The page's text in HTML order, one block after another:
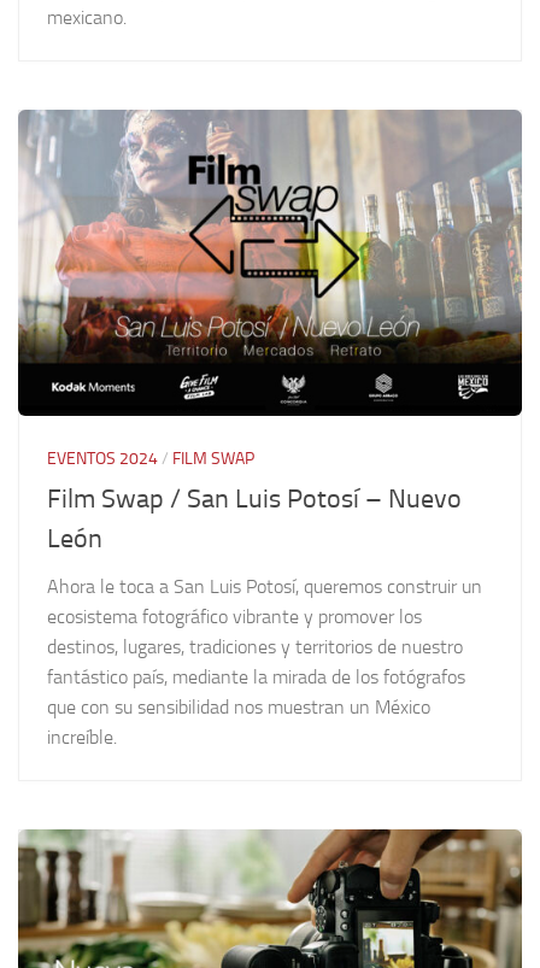
mexicano.
EVENTOS 2024/ FILM SWAP
Film Swap / San Luis Potosí – Nuevo
León
Ahora le toca a San Luis Potosí, queremos construir un
ecosistema fotográfico vibrante y promover los
destinos, lugares, tradiciones y territorios de nuestro
fantástico país, mediante la mirada de los fotógrafos
que con su sensibilidad nos muestran un México
increíble.